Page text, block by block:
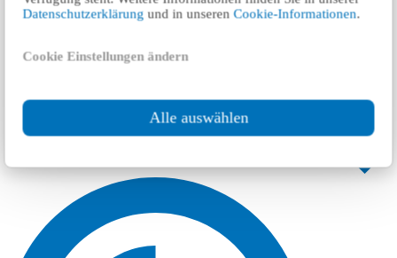
Datenschutzerklärung und in unserenCookie-Informationen.
Cookie Einstellungen ändern
Alle auswählen